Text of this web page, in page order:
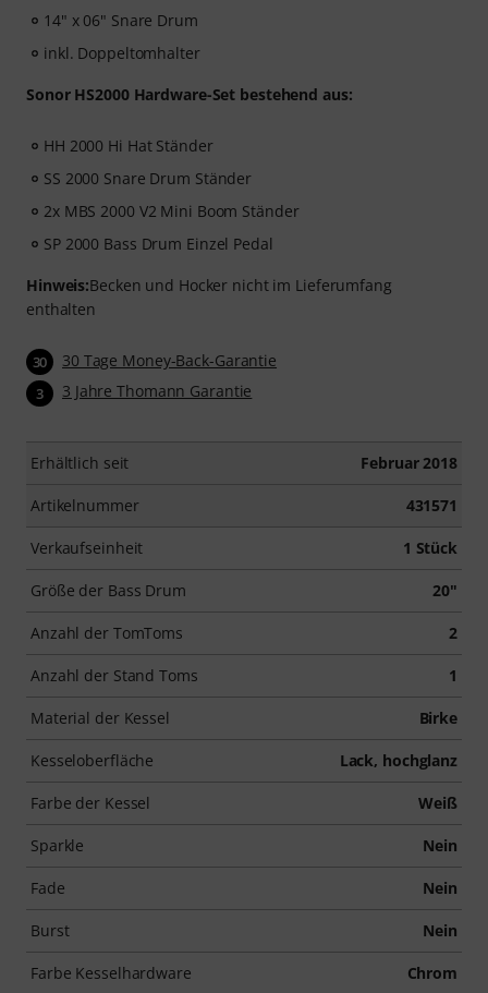
14" x 06" Snare Drum
inkl. Doppeltomhalter
Sonor HS2000 Hardware-Set bestehend aus:
HH 2000 Hi Hat Ständer
SS 2000 Snare Drum Ständer
2x MBS 2000 V2 Mini Boom Ständer
SP 2000 Bass Drum Einzel Pedal
Hinweis:Becken und Hocker nicht im Lieferumfang
enthalten
30 30 Tage Money-Back-Garantie
3 3 Jahre Thomann Garantie
Erhältlich seit Februar 2018
Artikelnummer 431571
Verkaufseinheit 1 Stück
Größe der Bass Drum 20"
Anzahl der TomToms 2
Anzahl der Stand Toms 1
Material der Kessel Birke
Kesseloberfläche Lack, hochglanz
Farbe der Kessel Weiß
Sparkle Nein
Fade Nein
Burst Nein
Farbe Kesselhardware Chrom